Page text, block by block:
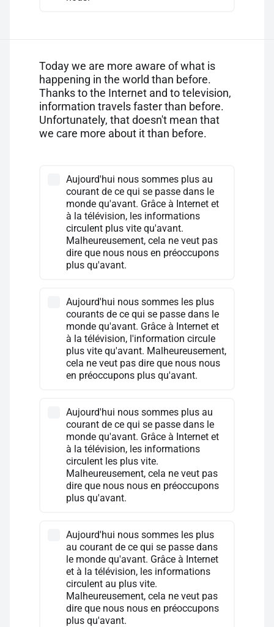
Today we are more aware of what is
happening in the world than before.
Thanks to the Internet and to television,
information travels faster than before.
Unfortunately, that doesn't mean that
we care more about it than before.
Aujourd'hui nous sommes plus au
courant de ce qui se passe dans le
monde qu'avant. Grâce à Internet et
à la télévision, les informations
circulent plus vite qu'avant.
Malheureusement, cela ne veut pas
dire que nous nous en préoccupons
plus qu'avant.
Aujourd'hui nous sommes les plus
courants de ce qui se passe dans le
monde qu'avant. Grâce à Internet et
à la télévision, l'information circule
plus vite qu'avant. Malheureusement,
cela ne veut pas dire que nous nous
en préoccupons plus qu'avant.
Aujourd'hui nous sommes plus au
courant de ce qui se passe dans le
monde qu'avant. Grâce à Internet et
à la télévision, les informations
circulent les plus vite.
Malheureusement, cela ne veut pas
dire que nous nous en préoccupons
plus qu'avant.
Aujourd'hui nous sommes les plus
au courant de ce qui se passe dans
le monde qu'avant. Grâce à Internet
et à la télévision, les informations
circulent au plus vite.
Malheureusement, cela ne veut pas
dire que nous nous en préoccupons
plus qu'avant.